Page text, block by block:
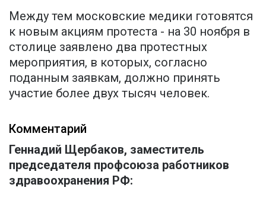
Между тем московские медики готовятся
к новым акциям протеста - на 30 ноября в
столице заявлено два протестных
мероприятия, в которых, согласно
поданным заявкам, должно принять
участие более двух тысяч человек.
Комментарий
Геннадий Щербаков, заместитель
председателя профсоюза работников
здравоохранения РФ: